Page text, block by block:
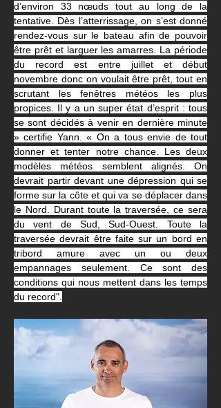
d’environ 33 nœuds tout au long de la
tentative. Dès l’atterrissage, on s’est donné
rendez-vous sur le bateau afin de pouvoir
être prêt et larguer les amarres. La période
du record est entre juillet et début
novembre donc on voulait être prêt, tout en
scrutant les fenêtres météos les plus
propices. Il y a un super état d’esprit : tous
se sont décidés à venir en dernière minute
» certifie Yann. « On a tous envie de tout
donner et tenter notre chance. Les deux
modèles météos semblent alignés. On
devrait partir devant une dépression qui se
forme sur la côte et qui va se déplacer dans
le Nord. Durant toute la traversée, ce sera
du vent de Sud, Sud-Ouest. Toute la
traversée devrait être faite sur un bord en
tribord amure avec un ou deux
empannages seulement. Ce sont des
conditions qui nous mettent dans les temps
du record".